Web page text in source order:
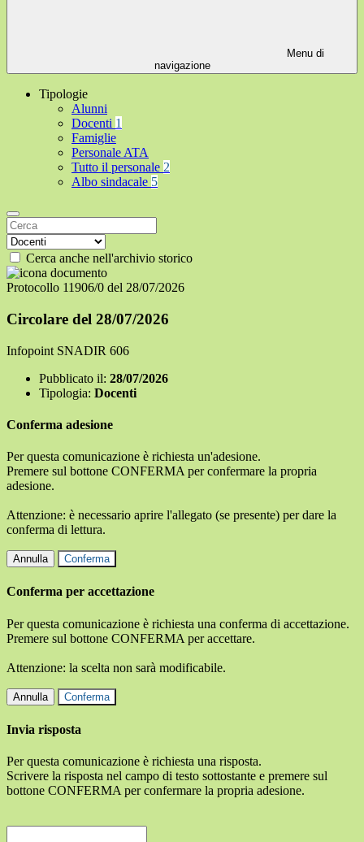
Menu di
navigazione
Tipologie
Alunni
Docenti 1
Famiglie
Personale ATA
Tutto il personale 2
Albo sindacale 5
Cerca anche nell'archivio storico
Protocollo 11906/0 del 28/07/2026
Circolare del 28/07/2026
Infopoint SNADIR 606
Pubblicato il: 28/07/2026
Tipologia: Docenti
Conferma adesione
Per questa comunicazione è richiesta un'adesione.
Premere sul bottone CONFERMA per confermare la propria
adesione.
Attenzione: è necessario aprire l'allegato (se presente) per dare la
conferma di lettura.
Annulla Conferma
Conferma per accettazione
Per questa comunicazione è richiesta una conferma di accettazione.
Premere sul bottone CONFERMA per accettare.
Attenzione: la scelta non sarà modificabile.
Annulla Conferma
Invia risposta
Per questa comunicazione è richiesta una risposta.
Scrivere la risposta nel campo di testo sottostante e premere sul
bottone CONFERMA per confermare la propria adesione.